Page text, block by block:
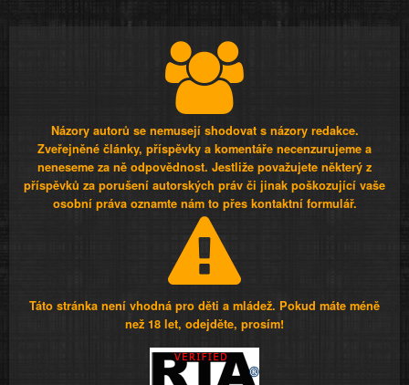
Názory autorů se nemusejí shodovat s názory redakce.
Zveřejněné články, příspěvky a komentáře necenzurujeme a
neneseme za ně odpovědnost. Jestliže považujete některý z
příspěvků za porušení autorských práv či jinak poškozující vaše
osobní práva oznamte nám to přes kontaktní formulář.
Táto stránka není vhodná pro děti a mládež. Pokud máte méně
než 18 let, odejděte, prosím!